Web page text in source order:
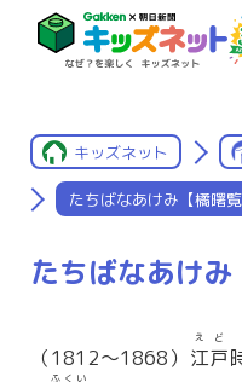
キッズネット
たちばなあけみ【橘曙覧
たちばなあけみ
（1812〜1868） 江戸
えど
ふくい